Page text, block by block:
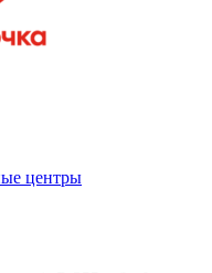
центры